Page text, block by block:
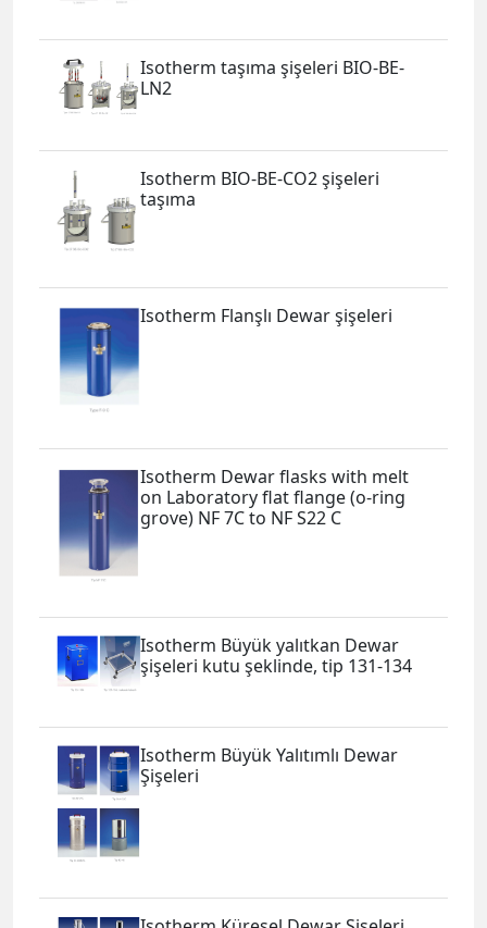
Isotherm taşıma şişeleri BIO-BE-
LN2
Isotherm BIO-BE-CO2 şişeleri
taşıma
Isotherm Flanşlı Dewar şişeleri
Isotherm Dewar flasks with melt
on Laboratory flat flange (o-ring
grove) NF 7C to NF S22 C
Isotherm Büyük yalıtkan Dewar
şişeleri kutu şeklinde, tip 131-134
Isotherm Büyük Yalıtımlı Dewar
Şişeleri